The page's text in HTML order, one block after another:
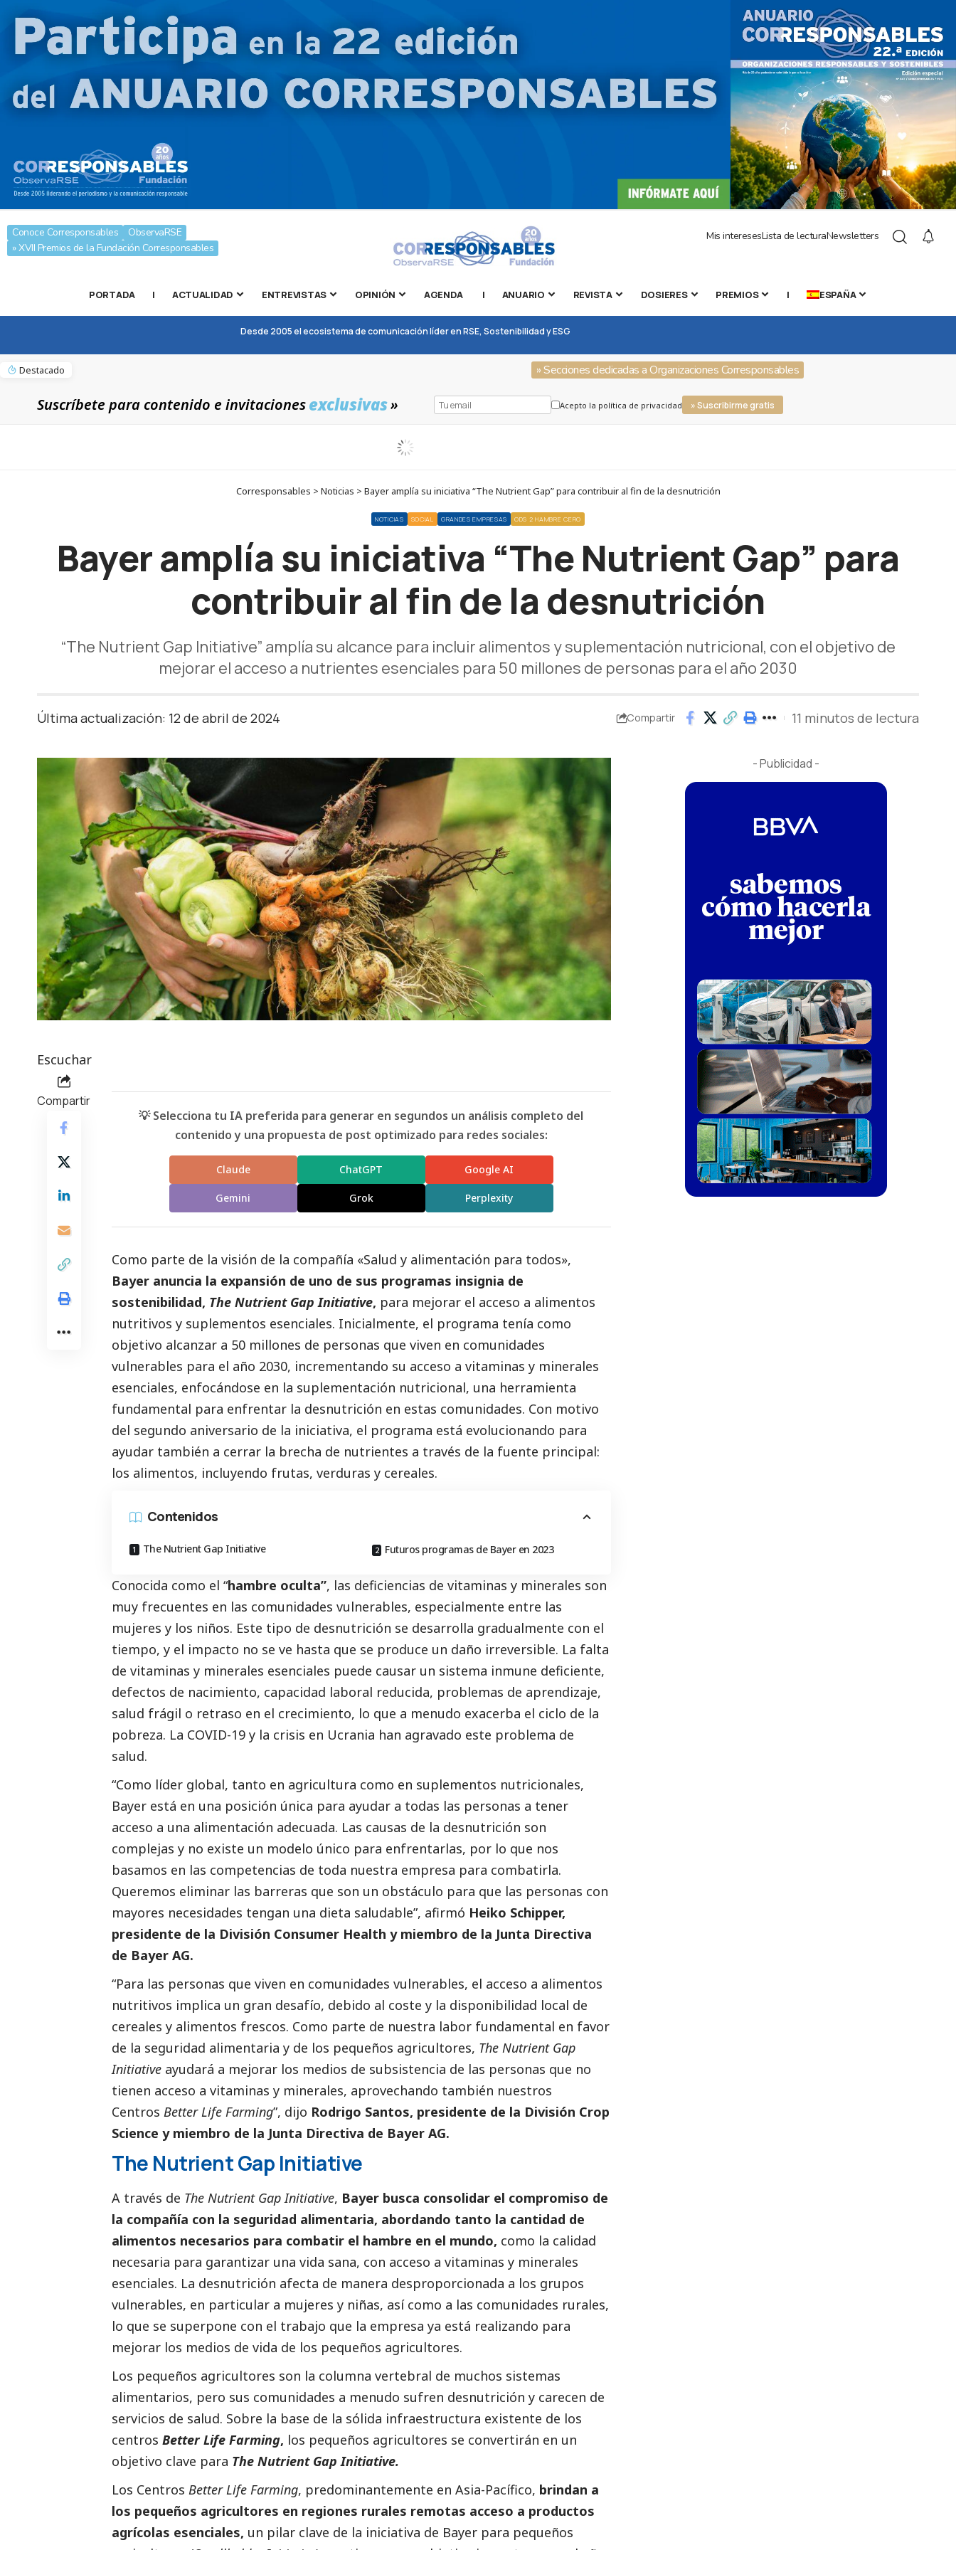
Conoce Corresponsables
ObservaRSE
» XVII Premios de la Fundación Corresponsables
Mis interesesLista de lecturaNewsletters
PORTADA | ACTUALIDAD ENTREVISTAS OPINIÓN AGENDA | ANUARIO REVISTA DOSIERES PREMIOS | ESPAÑA
Desde 2005 el ecosistema de comunicación líder en RSE, Sostenibilidad y ESG
Destacado » Secciones dedicadas a Organizaciones Corresponsables
Suscríbete para contenido e invitacionesexclusivas» Acepto la política de privacidad » Suscribirme gratis
Corresponsables > Noticias > Bayer amplía su iniciativa “The Nutrient Gap” para contribuir al fin de la desnutrición
NOTICIAS SOCIAL GRANDES EMPRESAS ODS 2 HAMBRE CERO
Bayer amplía su iniciativa “The Nutrient Gap” para
contribuir al fin de la desnutrición
“The Nutrient Gap Initiative” amplía su alcance para incluir alimentos y suplementación nutricional, con el objetivo de
mejorar el acceso a nutrientes esenciales para 50 millones de personas para el año 2030
Última actualización: 12 de abril de 2024 Compartir 11 minutos de lectura
Escuchar
Compartir
💡 Selecciona tu IA preferida para generar en segundos un análisis completo del
contenido y una propuesta de post optimizado para redes sociales:
Claude ChatGPT Google AI
Gemini Grok Perplexity
Como parte de la visión de la compañía «Salud y alimentación para todos»,
Bayer anuncia la expansión de uno de sus programas insignia de
sostenibilidad, The Nutrient Gap Initiative, para mejorar el acceso a alimentos
nutritivos y suplementos esenciales. Inicialmente, el programa tenía como
objetivo alcanzar a 50 millones de personas que viven en comunidades
vulnerables para el año 2030, incrementando su acceso a vitaminas y minerales
esenciales, enfocándose en la suplementación nutricional, una herramienta
fundamental para enfrentar la desnutrición en estas comunidades. Con motivo
del segundo aniversario de la iniciativa, el programa está evolucionando para
ayudar también a cerrar la brecha de nutrientes a través de la fuente principal:
los alimentos, incluyendo frutas, verduras y cereales.
Contenidos
The Nutrient Gap Initiative Futuros programas de Bayer en 2023
Conocida como el “hambre oculta”, las deficiencias de vitaminas y minerales son
muy frecuentes en las comunidades vulnerables, especialmente entre las
mujeres y los niños. Este tipo de desnutrición se desarrolla gradualmente con el
tiempo, y el impacto no se ve hasta que se produce un daño irreversible. La falta
de vitaminas y minerales esenciales puede causar un sistema inmune deficiente,
defectos de nacimiento, capacidad laboral reducida, problemas de aprendizaje,
salud frágil o retraso en el crecimiento, lo que a menudo exacerba el ciclo de la
pobreza. La COVID-19 y la crisis en Ucrania han agravado este problema de
salud.
“Como líder global, tanto en agricultura como en suplementos nutricionales,
Bayer está en una posición única para ayudar a todas las personas a tener
acceso a una alimentación adecuada. Las causas de la desnutrición son
complejas y no existe un modelo único para enfrentarlas, por lo que nos
basamos en las competencias de toda nuestra empresa para combatirla.
Queremos eliminar las barreras que son un obstáculo para que las personas con
mayores necesidades tengan una dieta saludable”, afirmó Heiko Schipper,
presidente de la División Consumer Health y miembro de la Junta Directiva
de Bayer AG.
“Para las personas que viven en comunidades vulnerables, el acceso a alimentos
nutritivos implica un gran desafío, debido al coste y la disponibilidad local de
cereales y alimentos frescos. Como parte de nuestra labor fundamental en favor
de la seguridad alimentaria y de los pequeños agricultores, The Nutrient Gap
Initiative ayudará a mejorar los medios de subsistencia de las personas que no
tienen acceso a vitaminas y minerales, aprovechando también nuestros
Centros Better Life Farming”, dijo Rodrigo Santos, presidente de la División Crop
Science y miembro de la Junta Directiva de Bayer AG.
The Nutrient Gap Initiative
A través de The Nutrient Gap Initiative, Bayer busca consolidar el compromiso de
la compañía con la seguridad alimentaria, abordando tanto la cantidad de
alimentos necesarios para combatir el hambre en el mundo, como la calidad
necesaria para garantizar una vida sana, con acceso a vitaminas y minerales
esenciales. La desnutrición afecta de manera desproporcionada a los grupos
vulnerables, en particular a mujeres y niñas, así como a las comunidades rurales,
lo que se superpone con el trabajo que la empresa ya está realizando para
mejorar los medios de vida de los pequeños agricultores.
Los pequeños agricultores son la columna vertebral de muchos sistemas
alimentarios, pero sus comunidades a menudo sufren desnutrición y carecen de
servicios de salud. Sobre la base de la sólida infraestructura existente de los
centros Better Life Farming, los pequeños agricultores se convertirán en un
objetivo clave para The Nutrient Gap Initiative.
Los Centros Better Life Farming, predominantemente en Asia-Pacífico, brindan a
los pequeños agricultores en regiones rurales remotas acceso a productos
agrícolas esenciales, un pilar clave de la iniciativa de Bayer para pequeños
- Publicidad -